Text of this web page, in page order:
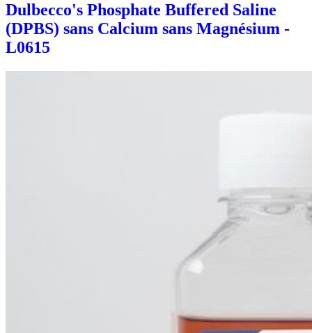
Dulbecco's Phosphate Buffered Saline
(DPBS) sans Calcium sans Magnésium -
L0615